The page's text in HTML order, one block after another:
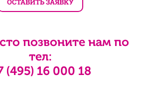
позвоните нам по
тел:
(495) 16 000 18